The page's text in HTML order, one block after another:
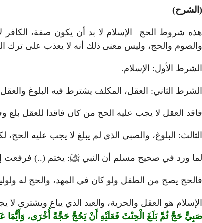
(الشرح)
هذه شروط الحج الإسلام لا بد أن يكون صفة، الكافر
والصوم والحج، وليس معنى ذلك أنه لا يعذب على ترك
الشرط الأول: الإسلام.
الشرط الثاني: العقل، المكلف يشترط فيه البلوغ
فاقد العقل لا يجب عليه الحج من كان فاقدا للعقل بلع
الثالث: البلوغ، والصبي الذي لم يبلغ لا يجب عليه
لما ورد في صحيح مسلم أن النبي ﷺ: يختم (..) فرفعت
فالحج يصح من الطفل ولو كان في المهد، والحج له
الإسلام هو العقل والحرية، والعبد الذي يباع
صَبِيٍّ حَجَّ ثُمَّ بَلَغَ الْحِنْثَ فَعَلَيْهِ أَنْ يَحُجَّ حَجَّةً أُخْرَى، وَأَيُّمَا